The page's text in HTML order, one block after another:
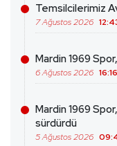
Temsilcilerimiz
7 Ağustos 2026
Mardin 1969 Spor,
6 Ağustos 2026 16:16
Mardin 1969 Spor,
sürdürdü
5 Ağustos 2026